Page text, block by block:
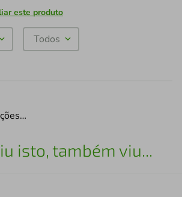
este produto
Todos
isto, também viu...